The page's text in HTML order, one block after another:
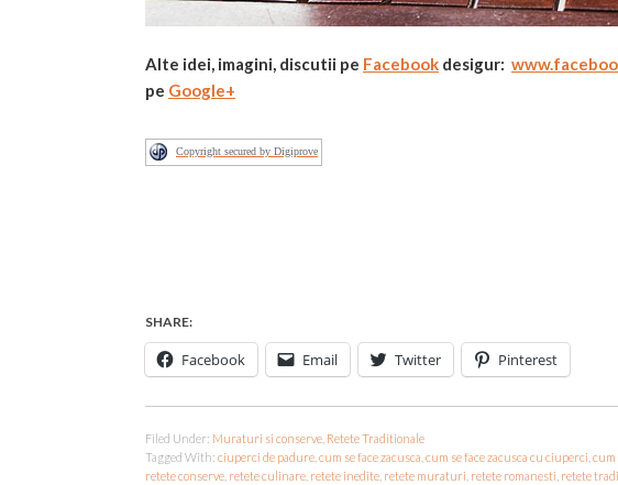
Alte idei, imagini, discutii pe Facebook desigur:
pe Google+
Copyright secured by Digiprove
SHARE:
Facebook Email Twitter Pinterest
Filed Under: Muraturi si conserve Retete Traditionale
Tagged With: ciuperci de padure cum se face zacusca cum se face zacusca cu ciuperci cum
retete conserve retete culinare retete inedite retete muraturi retete romanesti retete